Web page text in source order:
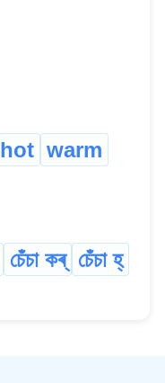
hot warm
চেঁচা কৰ্ চেঁচা হ্